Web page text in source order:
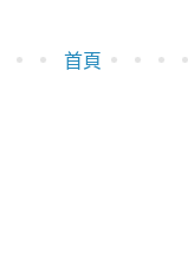
首頁